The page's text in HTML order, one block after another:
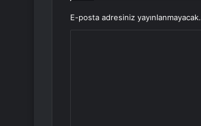
E-posta adresiniz yayınlanmayacak.